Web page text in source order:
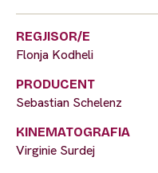
REGJISOR/E
Flonja Kodheli
PRODUCENT
Sebastian Schelenz
KINEMATOGRAFIA
Virginie Surdej